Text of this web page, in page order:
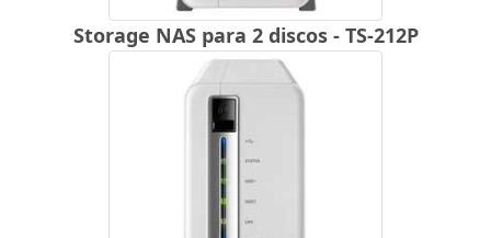
Storage NAS para 2 discos - TS-212P